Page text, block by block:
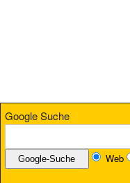
Google Suche
Web